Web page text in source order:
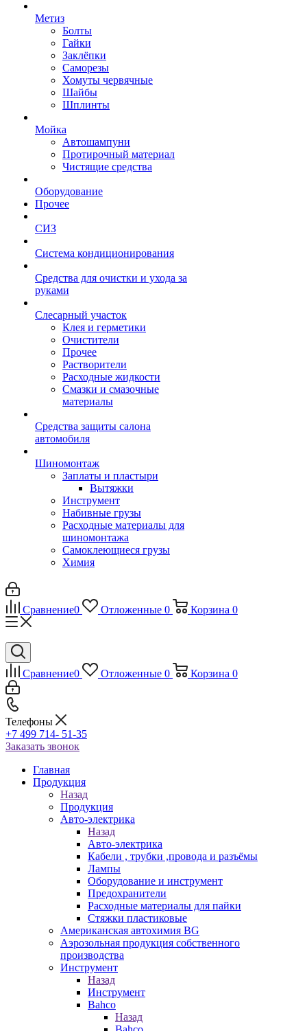
Метиз
Болты
Гайки
Заклёпки
Саморезы
Хомуты червячные
Шайбы
Шплинты
Мойка
Автошампуни
Протирочный материал
Чистящие средства
Оборудование
Прочее
СИЗ
Система кондиционирования
Средства для очистки и ухода за
руками
Слесарный участок
Клея и герметики
Очистители
Прочее
Растворители
Расходные жидкости
Смазки и смазочные
материалы
Средства защиты салона
автомобиля
Шиномонтаж
Заплаты и пластыри
Вытяжки
Инструмент
Набивные грузы
Расходные материалы для
шиномонтажа
Самоклеющиеся грузы
Химия
Сравнение0 Отложенные 0 Корзина 0
Сравнение0 Отложенные 0 Корзина 0
Телефоны
+7 499 714- 51-35
Заказать звонок
Главная
Продукция
Назад
Продукция
Авто-электрика
Назад
Авто-электрика
Кабели , трубки ,провода и разъёмы
Лампы
Оборудование и инструмент
Предохранители
Расходные материалы для пайки
Стяжки пластиковые
Американская автохимия BG
Аэрозольная продукция собственного
производства
Инструмент
Назад
Инструмент
Bahco
Назад